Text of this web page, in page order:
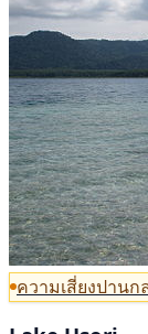
ความเสี่ยงปานก